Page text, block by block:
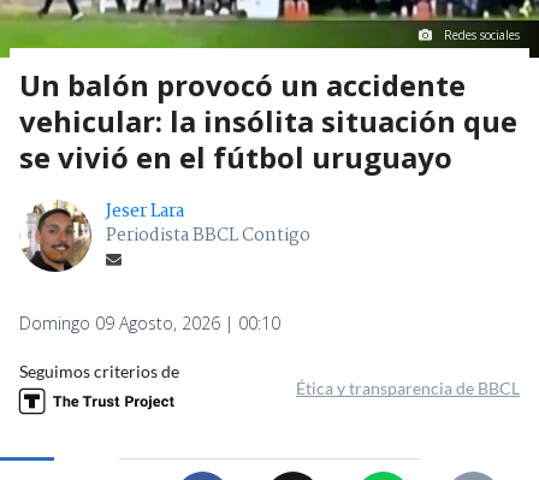
Redes sociales
Un balón provocó un accidente
vehicular: la insólita situación que
se vivió en el fútbol uruguayo
Jeser Lara
Periodista BBCL Contigo
Domingo 09 Agosto, 2026 | 00:10
Seguimos criterios de
Ética y transparencia de BBCL